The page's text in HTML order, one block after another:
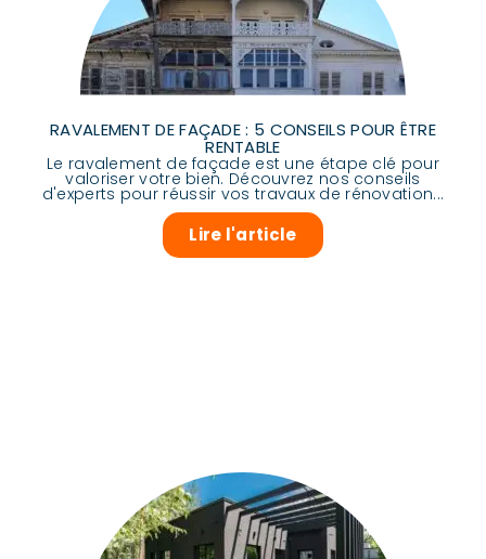
RAVALEMENT DE FAÇADE : 5 CONSEILS POUR ÊTRE
RENTABLE
Le ravalement de façade est une étape clé pour
valoriser votre bien. Découvrez nos conseils
d'experts pour réussir vos travaux de rénovation...
Lire l'article